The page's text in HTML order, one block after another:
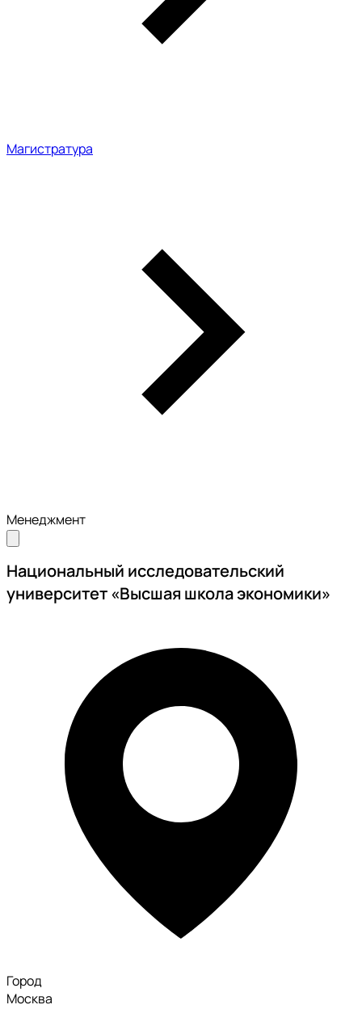
Магистратура
Менеджмент
Национальный исследовательский
университет «Высшая школа экономики»
Город
Москва